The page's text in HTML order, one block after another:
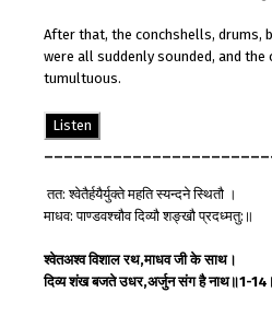
After that, the conchshells, drums,
were all suddenly sounded, and the
tumultuous.
Listen
तत: श्वेतैर्हयैर्युक्ते महति स्यन्दने स्थितौ ।
माधव: पाण्डवश्चौव दिव्यौ शङ्खौ प्रदध्मतु:॥
श्वेतअश्वविशालरथ,माधव जीकेसाथ।
दिव्यशंखबजते उधर,अर्जुनसंगहैनाथ॥1-14